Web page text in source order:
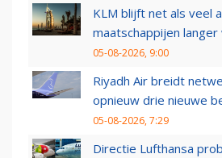
KLM blijft net als veel
maatschappijen
05-08-2026, 9:00
Riyadh Air breidt
opnieuw drie nieuwe
05-08-2026, 7:29
Directie Lufthansa